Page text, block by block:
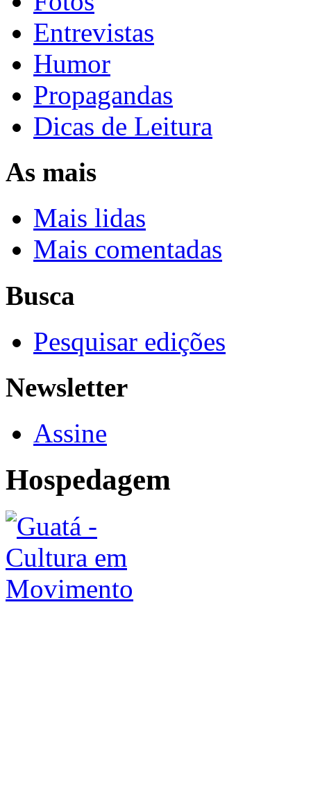
Entrevistas
Humor
Propagandas
Dicas de Leitura
As mais
Mais lidas
Mais comentadas
Busca
Pesquisar edições
Newsletter
Assine
Hospedagem